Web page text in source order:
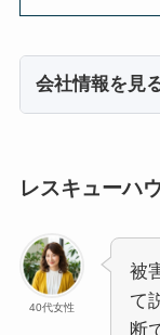
会社情報を見
レスキューハ
40代女性
被
て
断